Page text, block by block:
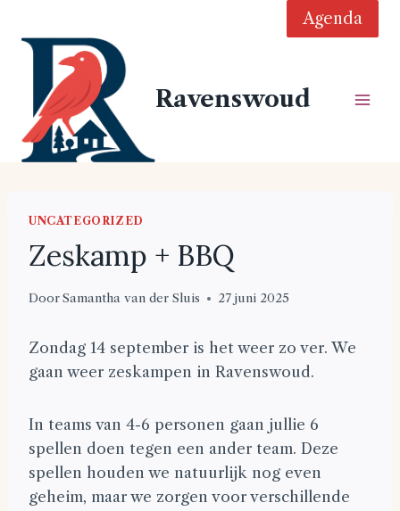
naar
Agenda
Ravenswoud
UNCATEGORIZED
Zeskamp + BBQ
DoorSamantha van der Sluis 27 juni 2025
Zondag 14 september is het weer zo ver. We
gaan weer zeskampen in Ravenswoud.
In teams van 4-6 personen gaan jullie 6
spellen doen tegen een ander team. Deze
spellen houden we natuurlijk nog even
geheim, maar we zorgen voor verschillende